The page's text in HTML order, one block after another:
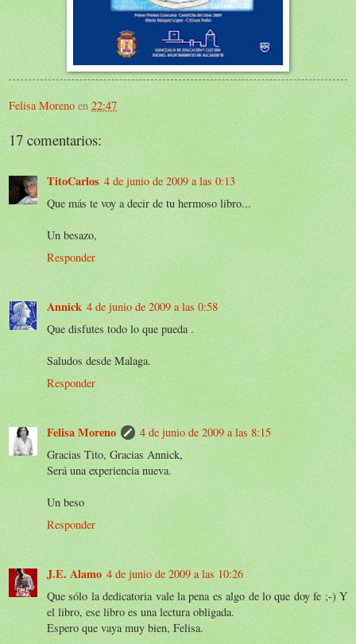
Felisa Moreno en 22:47
17 comentarios:
TitoCarlos 4 de junio de 2009 a las 0:13
Que más te voy a decir de tu hermoso libro...
Un besazo,
Responder
Annick 4 de junio de 2009 a las 0:58
Que disfutes todo lo que pueda .
Saludos desde Malaga.
Responder
Felisa Moreno
4 de junio de 2009 a las 8:15
Gracias Tito, Gracias Annick,
Será una experiencia nueva.
Un beso
Responder
J.E. Alamo 4 de junio de 2009 a las 10:26
Que sólo la dedicatoria vale la pena es algo de lo que doy fe ;-) Y
el libro, ese libro es una lectura obligada.
Espero que vaya muy bien, Felisa.